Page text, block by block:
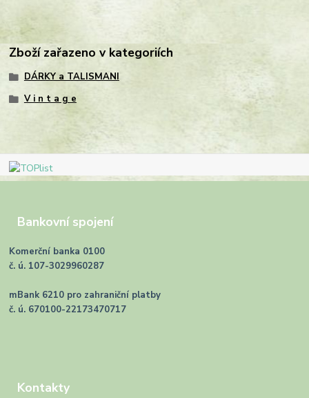
Zboží zařazeno v kategoriích
DÁRKY a TALISMANI
V i n t a g e
Bankovní spojení
Komerční banka 0100
č. ú. 107-3029960287
mBank 6210 pro zahraniční platby
č. ú. 670100-22173470717
Kontakty